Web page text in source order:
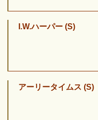
I.W.ハーパー (S)
アーリータイムス (S)